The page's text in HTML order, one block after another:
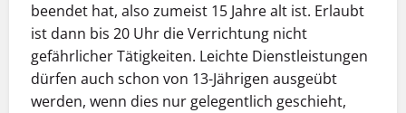
beendet hat, also zumeist 15 Jahre alt ist. Erlaubt
ist dann bis 20 Uhr die Verrichtung nicht
gefährlicher Tätigkeiten. Leichte Dienstleistungen
dürfen auch schon von 13-Jährigen ausgeübt
werden, wenn dies nur gelegentlich geschieht,